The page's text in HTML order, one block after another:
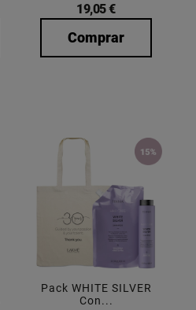
19,05 €
Comprar
Pack WHITE SILVER
Con...